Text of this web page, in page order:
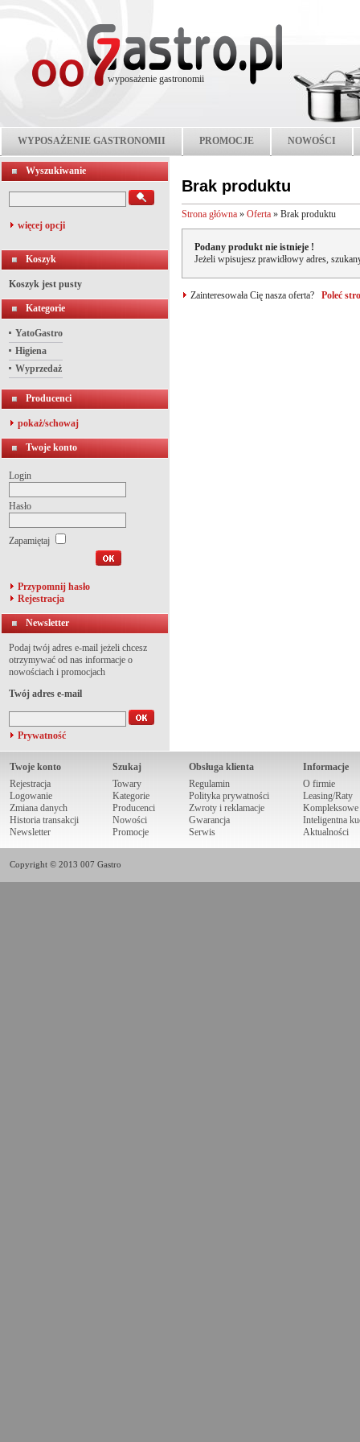
wyposażenie gastronomii
WYPOSAŻENIE GASTRONOMII PROMOCJE NOWOŚCI
Wyszukiwanie
więcej opcji
Koszyk
Koszyk jest pusty
Kategorie
YatoGastro
Higiena
Wyprzedaż
Producenci
pokaż/schowaj
Twoje konto
Login
Hasło
Zapamiętaj
Przypomnij hasło
Rejestracja
Newsletter
Podaj twój adres e-mail jeżeli chcesz
otrzymywać od nas informacje o
nowościach i promocjach
Twój adres e-mail
Prywatność
Brak produktu
Strona główna » Oferta » Brak produktu
Podany produkt nie istnieje !
Jeżeli wpisujesz prawidłowy adres,
Zainteresowała Cię nasza oferta? Poleć
Twoje konto
Rejestracja
Logowanie
Zmiana danych
Historia transakcji
Newsletter
Szukaj
Towary
Kategorie
Producenci
Nowości
Promocje
Obsługa klienta
Regulamin
Polityka prywatności
Zwroty i reklamacje
Gwarancja
Serwis
Informacje
O firmie
Leasing/Raty
Kompleksowe
Inteligentna
Aktualności
Copyright © 2013 007 Gastro